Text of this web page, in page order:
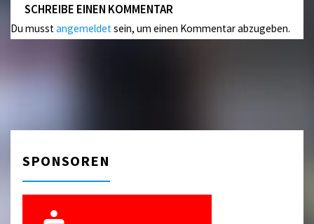
SCHREIBE EINEN KOMMENTAR
Du musstangemeldet sein, um einen Kommentar abzugeben.
SPONSOREN